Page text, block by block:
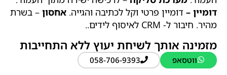
דומיין – דומיין פרטי וקל לכתיבה והגייה. אחסון – בשרת
מהיר. חיבור ל- CRM לאיסוף לידים..
מזמינה אותך לשיחת יעוץ ללא התחייבות
ווטסאפ 058-706-9393